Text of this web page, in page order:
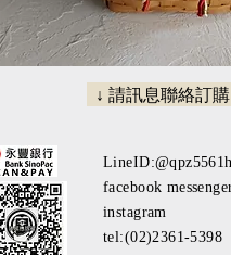
LineID:@qpz5561h
facebook
instagram
tel:(02)2361-5398
↓ 請訊息聯絡訂購